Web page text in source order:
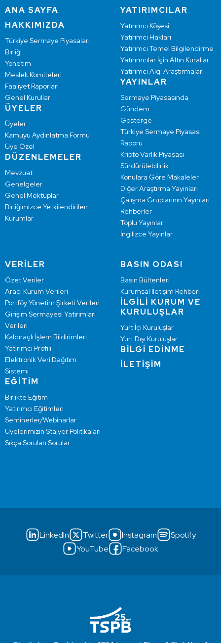
ANA SAYFA
HAKKIMIZDA
Türkiye Sermaye Piyasaları
Birliği
Yönetim
Meslek Komiteleri
Faaliyet Raporları
Genel Kurullar
ÜYELER
Üyeler
Kamuyu Aydınlatma Formu
Üye Özel
DÜZENLEMELER
Mevzuat
Genelgeler
Genel Mektuplar
Birliğimizce Yetkilendirilen
Kurumlar
YATIRIMCILAR
Yatırımcı Köşesi
Yatırımcı Hakları
Yatırımcı Temel Bilgilendirme
Yatırımcılar İçin Altın Kurallar
Yatırımcı Algı Araştırmaları
YAYINLAR
Sermaye Piyasasında
Gündem
Gösterge
Türkiye Sermaye Piyasası
Raporu
Kripto Varlık Piyasası
Sürdürülebilirlik
Konulara Göre Makaleler
Diğer Araştırma Yayınları
Çalışma Gruplarının Yayınları
Rehberler
Toplu Yayınlar
İngilizce Yayınlar
VERİLER
Özet Veriler
Aracı Kurum Verileri
Portföy Yönetim Şirketi Verileri
Girişim Sermayesi Yatırımları
Verileri
Kaldıraçlı İşlem Bildirimleri
Yatırımcı Profili
Elektronik Veri Dağıtım
Sistemi
EĞİTİM
Birlikte Eğitim
Yatırımcı Eğitimleri
Seminerler/Webinarlar
Üyelerimizin Stajyer Politikaları
Sıkça Sorulan Sorular
BASIN ODASI
Basın Bültenleri
Kurumsal İletişim Rehberi
İLGİLİ KURUM VE
KURULUŞLAR
Yurt İçi Kuruluşlar
Yurt Dışı Kuruluşlar
BİLGİ EDİNME
İLETİŞİM
LinkedIn Twitter Instagram
Spotify
YouTube
Facebook